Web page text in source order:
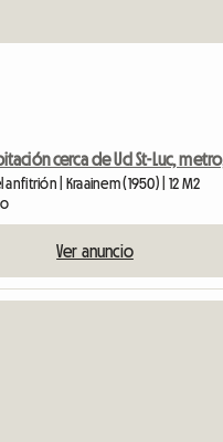
| Kraainem (1950) | 12 M2
Ver anuncio